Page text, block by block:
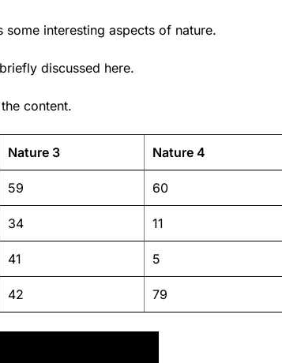
interesting aspects of nature.
discussed here.
content.
Nature 3 Nature 4
59 60
34 11
41 5
42 79